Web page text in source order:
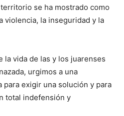
se ha mostrado como
violencia, la inseguridad y la
la vida de las y los juarenses
urgimos a una
para exigir una solución y para
total indefensión y